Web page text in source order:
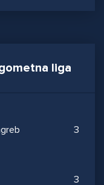
liga
3
3